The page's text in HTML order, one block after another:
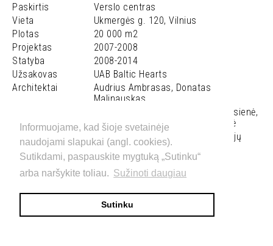
Informuojame, kad šioje svetainėje
naudojami slapukai (angl. cookies).
Sutikdami, paspauskite mygtuką „Sutinku“
arba naršykite toliau. Sužinoti daugiau
Sutinku
Paskirtis
Verslo centras
Vieta
Ukmergės g. 120, Vilnius
Plotas
20 000 m2
Projektas
2007-2008
Statyba
2008-2014
Užsakovas
UAB Baltic Hearts
Architektai
Audrius Ambrasas, Donatas
Malinauskas
Mindaugas Reklaitis, Rasa Ambrasienė,
Jonas Motiejūnas, Vika Pranaitytė
Konstrukcijos
Darius Selevičius, UAB Konstrukcijų
projektai
Atsisiųsti Baltic Hearts